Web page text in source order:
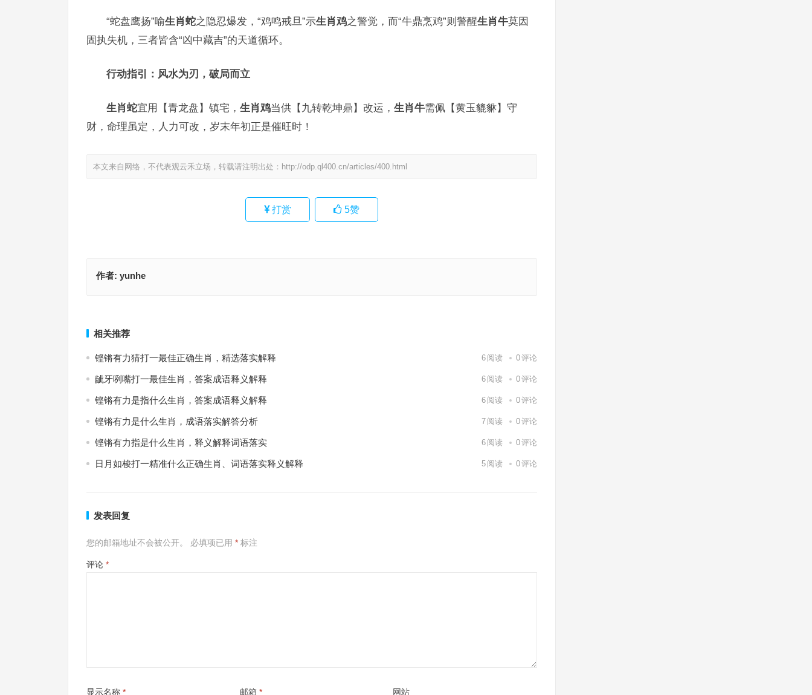
“蛇盘鹰扬”喻生肖蛇之隐忍爆发，“鸡鸣戒旦”示生肖鸡之警觉，而“牛鼎烹鸡”则警醒生肖牛莫因
固执失机，三者皆含“凶中藏吉”的天道循环。
行动指引：风水为刃，破局而立
生肖蛇宜用【青龙盘】镇宅， 生肖鸡当供【九转乾坤鼎】改运， 生肖牛需佩【黄玉貔貅】守
财，命理虽定，人力可改，岁末年初正是催旺时！
本文来自网络，不代表观云禾立场，转载请注明出处： http://odp.ql400.cn/articles/400.html
打赏 5赞
作者: yunhe
相关推荐
铿锵有力猜打一最佳正确生肖，精选落实解释 6 阅读 0评论
龇牙咧嘴打一最佳生肖，答案成语释义解释 6 阅读 0评论
铿锵有力是指什么生肖，答案成语释义解释 6 阅读 0评论
铿锵有力是什么生肖，成语落实解答分析 7 阅读 0评论
铿锵有力指是什么生肖，释义解释词语落实 6 阅读 0评论
日月如梭打一精准什么正确生肖、词语落实释义解释 5 阅读 0评论
发表回复
您的邮箱地址不会被公开。 必填项已用 * 标注
评论 *
显示名称 * 邮箱 * 网站